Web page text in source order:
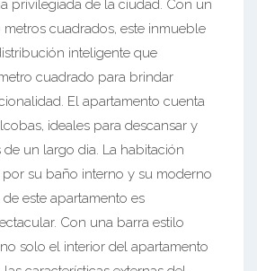
privilegiada de la ciudad. Con un
cuadrados, este inmueble
inteligente que
cuadrado para brindar
El apartamento cuenta
ideales para descansar y
de un largo dia. La habitación
su baño interno y su moderno
este apartamento es
Con una barra estilo
solo el interior del apartamento